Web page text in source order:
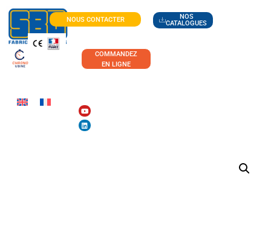
NOUS CONTACTER
NOS
CATALOGUES
COMMANDEZ
EN LIGNE